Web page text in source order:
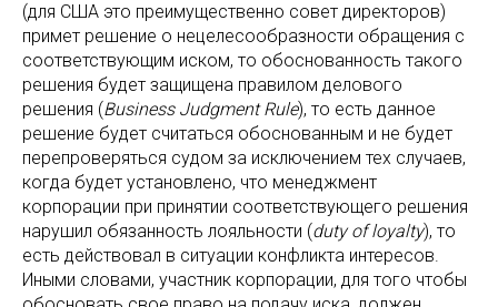
(для США это преимущественно совет директоров)
примет решение о нецелесообразности обращения с
соответствующим иском, то обоснованность такого
решения будет защищена правилом делового
решения (Business Judgment Rule), то есть данное
решение будет считаться обоснованным и не будет
перепроверяться судом за исключением тех случаев,
когда будет установлено, что менеджмент
корпорации при принятии соответствующего решения
нарушил обязанность лояльности (duty of loyalty), то
есть действовал в ситуации конфликта интересов.
Иными словами, участник корпорации, для того чтобы